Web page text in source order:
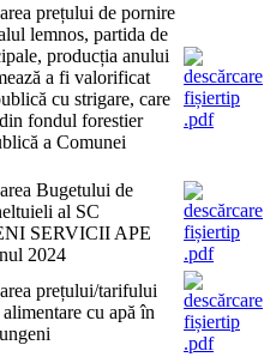
prețului de pornire
lemnos, partida de
producția anului
a fi valorificat
cu strigare, care
fondul forestier
a Comunei
Bugetului de
al SC
SERVICII APE
2024
prețului/tarifului
cu apă în